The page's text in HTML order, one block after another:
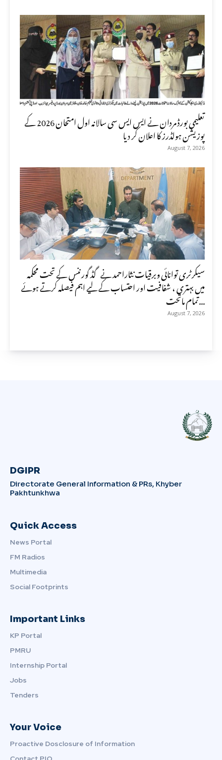
تعلیمی بورڈ مردان نے ایس ایس سی سالانہ اول امتحان 2026 کے
پوزیشن ہولڈرز کا اعلان کر دیا
August 7, 2026
سیکرٹری توانائی وبرقیات نثاراحمد نے گڈ گورننس کے تحت محکمہ
میں بہتری ، شفافیت اور احتساب کے لیے اہم فیصلہ کرتے ہوئے
تمام ماتحت...
August 7, 2026
DGIPR
Directorate General Information & PRs, Khyber
Pakhtunkhwa
Quick Access
News Portal
FM Radios
Multimedia
Social Footprints
Important Links
KP Portal
PMRU
Internship Portal
Jobs
Tenders
Your Voice
Proactive Dosclosure of Information